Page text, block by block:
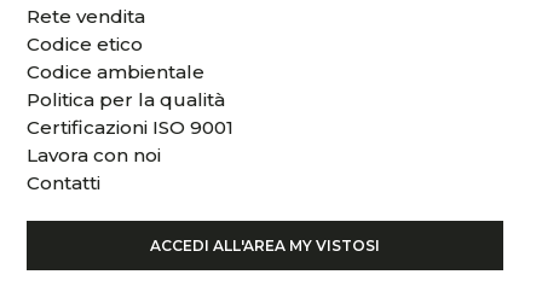
Rete vendita
Codice etico
Codice ambientale
Politica per la qualità
Certificazioni ISO 9001
Lavora con noi
Contatti
ACCEDI ALL'AREA MY VISTOSI